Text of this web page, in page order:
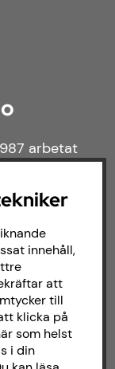
arbetat
av ljud till
typer av
innehåll,
att
till
klicka på
som helst
i din